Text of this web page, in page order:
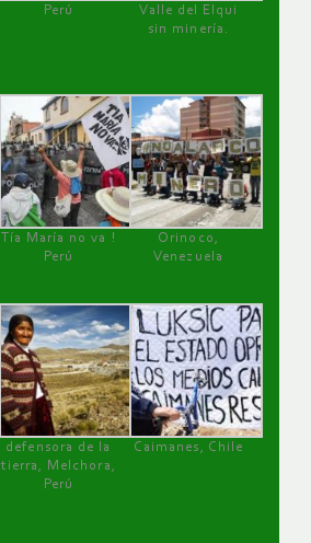
Perú
Valle del Elqui
sin minería.
Tía María no va !
Perú
Orinoco,
Venezuela
defensora de la
tierra, Melchora,
Perú
Caimanes, Chile